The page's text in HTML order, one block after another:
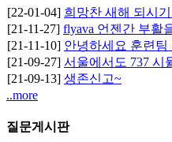
[22-01-04] 희망찬 새해 되시
[21-11-27] flyava 언젠간 부활
[21-11-10] 안녕하세요 훈련
[21-09-27] 서울에서도 737 시
[21-09-13] 생존신고~
..more
질문게시판